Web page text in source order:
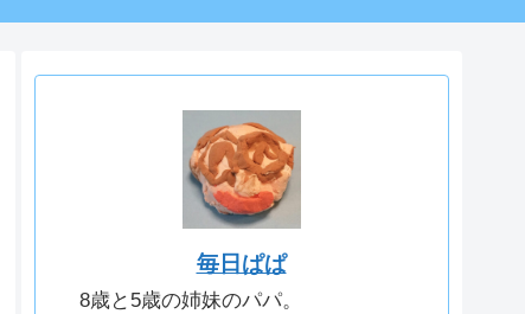
毎日ぱぱ
8歳と5歳の姉妹のパパ。